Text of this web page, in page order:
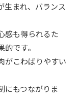
生まれ、バランス
感も得られるた
です。
がこわばりやすい
にもつながりま